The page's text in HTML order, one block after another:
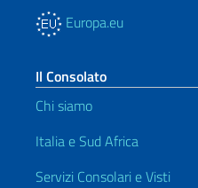
Europa.eu
Il Consolato
Chi siamo
Italia e Sud Africa
Servizi Consolari e Visti